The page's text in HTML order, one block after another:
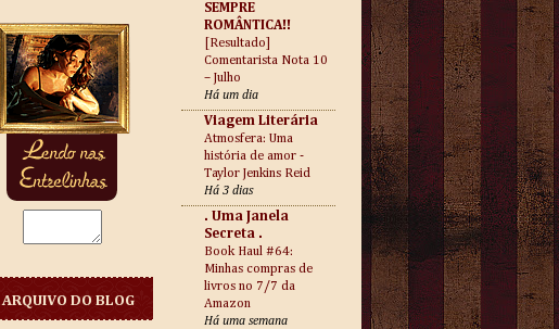
ARQUIVO DO BLOG
SEMPRE
ROMÂNTICA!!
[Resultado]
Comentarista Nota 10
– Julho
Há um dia
Viagem Literária
Atmosfera: Uma
história de amor -
Taylor Jenkins Reid
Há 3 dias
. Uma Janela
Secreta .
Book Haul #64:
Minhas compras de
livros no 7/7 da
Amazon
Há uma semana